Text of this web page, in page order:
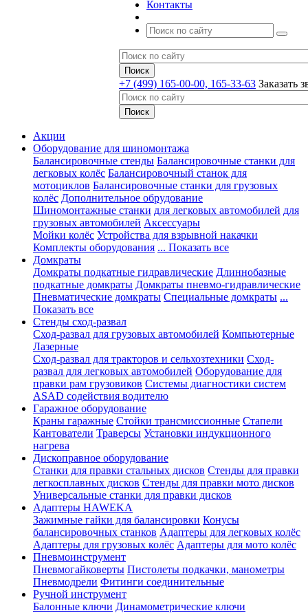
Контакты
+7 (499) 165-00-00, 165-33-63 Заказать
Акции
Оборудование для шиномонтажа
Балансировочные стенды Балансировочные станки для
легковых колёс Балансировочный станок для
мотоциклов Балансировочные станки для грузовых
колёс Дополнительное обрудование
Шиномонтажные станки для легковых автомобилей для
грузовых автомобилей Аксессуары
Мойки колёс Устройства для взрывной накачки
Комплекты оборудования ... Показать все
Домкраты
Домкраты подкатные гидравлические Длиннобазные
подкатные домкраты Домкраты пневмо-гидравлические
Пневматические домкраты Специальные домкраты ...
Показать все
Стенды сход-развал
Сход-развал для грузовых автомобилей Компьютерные
Лазерные
Сход-развал для тракторов и сельхозтехники Сход-
развал для легковых автомобилей Оборудование для
правки рам грузовиков Системы диагностики систем
ASAD содействия водителю
Гаражное оборудование
Краны гаражные Стойки трансмиссионные Стапели
Кантователи Траверсы Установки индукционного
нагрева
Дископравное оборудование
Станки для правки стальных дисков Стенды для правки
легкосплавных дисков Стенды для правки мото дисков
Универсальные станки для правки дисков
Адаптеры HAWEKA
Зажимные гайки для балансировки Конусы
балансировочных станков Адаптеры для легковых колёс
Адаптеры для грузовых колёс Адаптеры для мото колёс
Пневмоинструмент
Пневмогайковерты Пистолеты подкачки, манометры
Пневмодрели Фитинги соединительные
Ручной инструмент
Балонные ключи Динамометрические ключи